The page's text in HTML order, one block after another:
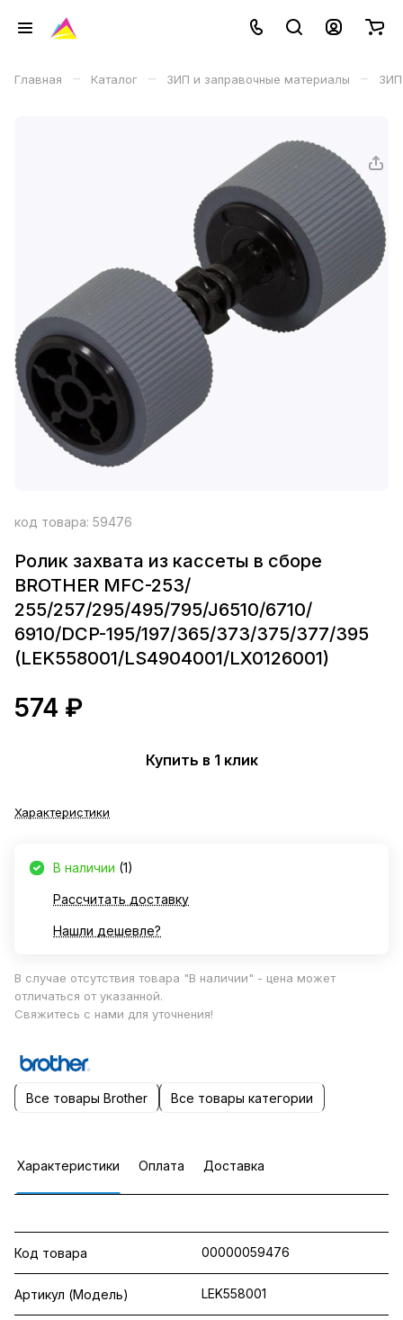
Главная – Каталог – ЗИП и заправочные материалы – ЗИП
код товара: 59476
Ролик захвата из кассеты в сборе
BROTHER MFC-253/
255/257/295/495/795/J6510/6710/
6910/DCP-195/197/365/373/375/377/395
(LEK558001/LS4904001/LX0126001)
574 ₽
Купить в 1 клик
Характеристики
В наличии (1)
Рассчитать доставку
Нашли дешевле?
В случае отсутствия товара "В наличии" - цена может
отличаться от указанной.
Свяжитесь с нами для уточнения!
Все товары Brother Все товары категории
Характеристики Оплата Доставка
Код товара 00000059476
Артикул (Модель) LEK558001